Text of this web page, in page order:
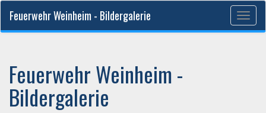
Feuerwehr Weinheim - Bildergalerie
Feuerwehr Weinheim -
Bildergalerie